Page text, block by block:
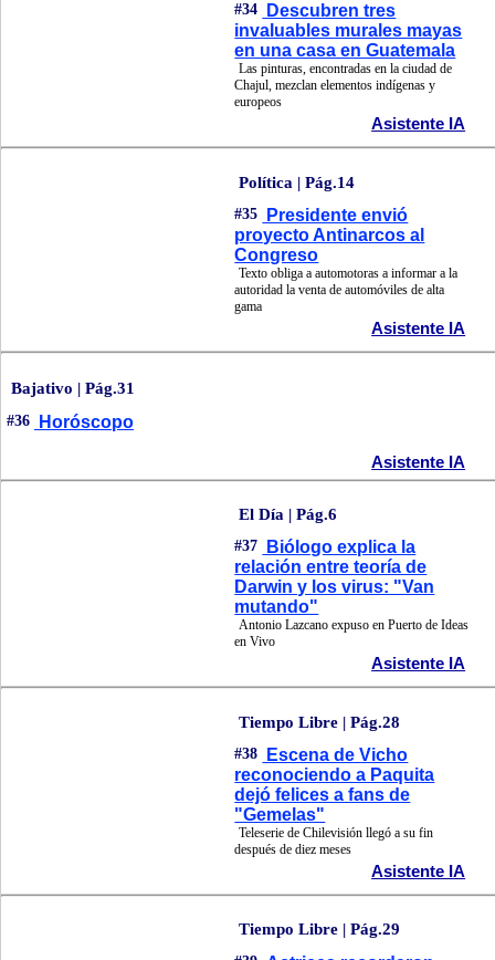
#34
Descubren tres
invaluables murales mayas
en una casa en Guatemala
Las pinturas, encontradas en la ciudad de
Chajul, mezclan elementos indígenas y
europeos
Asistente IA
Política | Pág.14
#35
Presidente envió
proyecto Antinarcos al
Congreso
Texto obliga a automotoras a informar a la
autoridad la venta de automóviles de alta
gama
Asistente IA
Bajativo | Pág.31
#36 Horóscopo
Asistente IA
El Día | Pág.6
#37
Biólogo explica la
relación entre teoría de
Darwin y los virus: "Van
mutando"
Antonio Lazcano expuso en Puerto de Ideas
en Vivo
Asistente IA
Tiempo Libre | Pág.28
#38
Escena de Vicho
reconociendo a Paquita
dejó felices a fans de
"Gemelas"
Teleserie de Chilevisión llegó a su fin
después de diez meses
Asistente IA
Tiempo Libre | Pág.29